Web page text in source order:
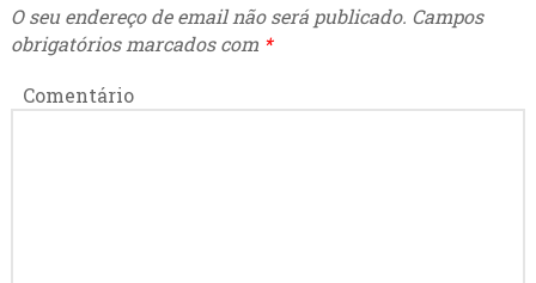
O seu endereço de email não será publicado. Campos
obrigatórios marcados com *
Comentário